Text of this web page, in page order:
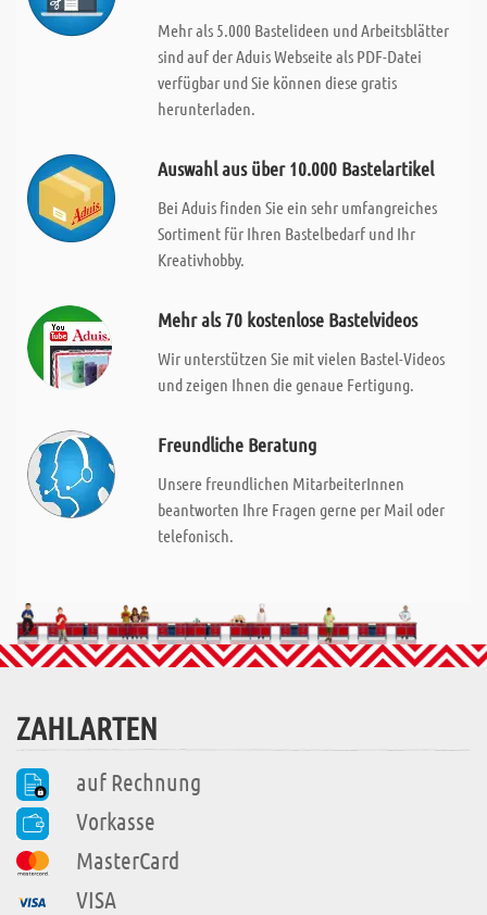
Mehr als 5.000 Bastelideen und Arbeitsblätter
sind auf der Aduis Webseite als PDF-Datei
verfügbar und Sie können diese gratis
herunterladen.
Auswahl aus über 10.000 Bastelartikel
Bei Aduis finden Sie ein sehr umfangreiches
Sortiment für Ihren Bastelbedarf und Ihr
Kreativhobby.
Mehr als 70 kostenlose Bastelvideos
Wir unterstützen Sie mit vielen Bastel-Videos
und zeigen Ihnen die genaue Fertigung.
Freundliche Beratung
Unsere freundlichen MitarbeiterInnen
beantworten Ihre Fragen gerne per Mail oder
telefonisch.
ZAHLARTEN
auf Rechnung
Vorkasse
MasterCard
VISA